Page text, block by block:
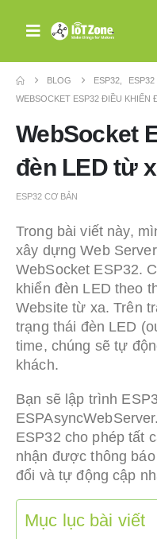
BLOG ESP32
WEBSOCKET ESP32 ĐIỀU KHIỂN
WebSocket
đèn LED từ
ESP32 CƠ BẢN
Trong bài viết này,
xây dựng Web
WebSocket ESP32.
khiển đèn LED theo
Website từ xa. Trên
trạng thái đèn LED
time, chúng sẽ tự
khách.
Bạn sẽ lập trình
ESP32 cho phép tất
nhận được thông
đổi và tự động cập
Mục lục bài viết